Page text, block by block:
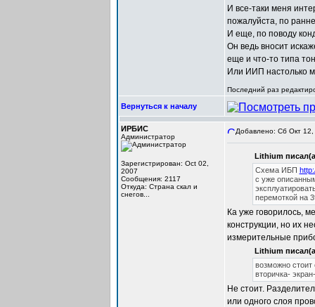
И все-таки меня
пожалуйста, по
И еще, по поводу
Он ведь вносит
еще и что-то типа
Или ИИП настолько
Последний раз
Вернуться к началу
ИРБИС
Администратор
Зарегистрирован: Oct 02,
2007
Сообщения: 2117
Откуда: Cтрана скал и
снегов...
Добавлено: Сб Окт
Lithium
Схема ИБП
с уже
перемоткой на
Ка уже говорилось,
конструкции, но их
измерительные
Lithium
возможно стоит
вторичка-
Не стоит.
или одного слоя